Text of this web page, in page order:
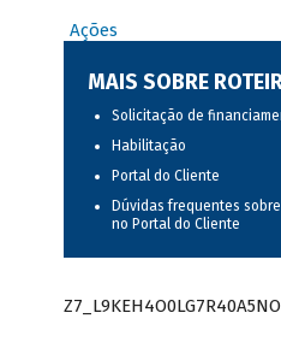
Ações
MAIS SOBRE
Solicitação de
Habilitação
Portal do Cliente
Dúvidas frequentes
no Portal do Cliente